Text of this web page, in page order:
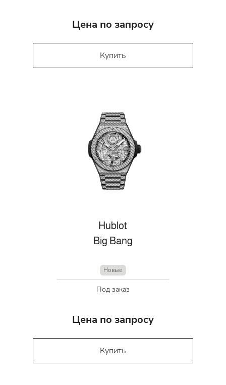
Цена по запросу
Купить
Hublot
Big Bang
Новые
Под заказ
Цена по запросу
Купить